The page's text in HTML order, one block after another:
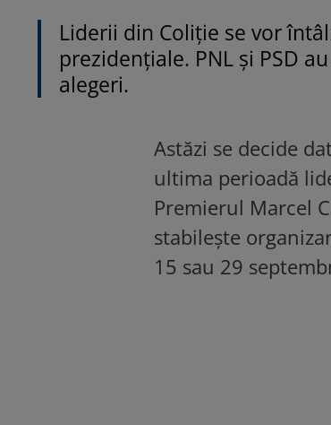
Liderii din Coliție se vor
prezidențiale. PNL și PSD
alegeri.
Astăzi se decide
ultima perioadă
Premierul Marcel
stabilește
15 sau 29